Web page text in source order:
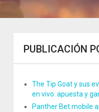
PUBLICACIÓN
The Tip Goat y sus
en vivo: apuesta y
Panther Bet mobile